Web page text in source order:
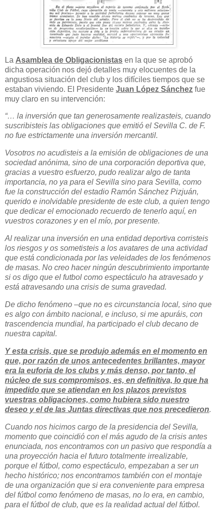
La Asamblea de Obligacionistas en la que se aprobó
dicha operación nos dejó detalles muy elocuentes de la
angustiosa situación del club y los difíciles tiempos que se
estaban viviendo. El Presidente Juan López Sánchez fue
muy claro en su intervención:
“… la inversión que tan generosamente realizasteis, cuando
suscribisteis las obligaciones que emitió el Sevilla C. de F.
no fue estrictamente una inversión mercantil.
Vosotros no acudisteis a la emisión de obligaciones de una
sociedad anónima, sino de una corporación deportiva que,
gracias a vuestro esfuerzo, pudo realizar algo de tanta
importancia, no ya para el Sevilla sino para Sevilla, como
fue la construcción del estadio Ramón Sánchez Pizjuán,
querido e inolvidable presidente de este club, a quien tengo
que dedicar el emocionado recuerdo de tenerlo aquí, en
vuestros corazones y en el mío, por presente.
Al realizar una inversión en una entidad deportiva corristeis
los riesgos y os sometisteis a los avatares de una actividad
que está condicionada por las veleidades de los fenómenos
de masas. No creo hacer ningún descubrimiento importante
si os digo que el futbol como espectáculo ha atravesado y
está atravesando una crisis de suma gravedad.
De dicho fenómeno –que no es circunstancia local, sino que
es algo con ámbito nacional, e incluso, si me apuráis, con
trascendencia mundial, ha participado el club decano de
nuestra capital.
Y esta crisis, que se produjo además en el momento en
que, por razón de unos antecedentes brillantes, mayor
era la euforia de los clubs y más denso, por tanto, el
núcleo de sus compromisos, es, en definitiva, lo que ha
impedido que se atiendan en los plazos previstos
vuestras obligaciones, como hubiera sido nuestro
deseo y el de las Juntas directivas que nos precedieron.
Cuando nos hicimos cargo de la presidencia del Sevilla,
momento que coincidió con el más agudo de la crisis antes
enunciada, nos encontramos con un pasivo que respondía a
una proyección hacia el futuro totalmente irrealizable,
porque el fútbol, como espectáculo, empezaban a ser un
hecho histórico; nos encontramos también con el montaje
de una organización que si era conveniente para empresa
del fútbol como fenómeno de masas, no lo era, en cambio,
para el fútbol de club, que es la realidad actual del fútbol.